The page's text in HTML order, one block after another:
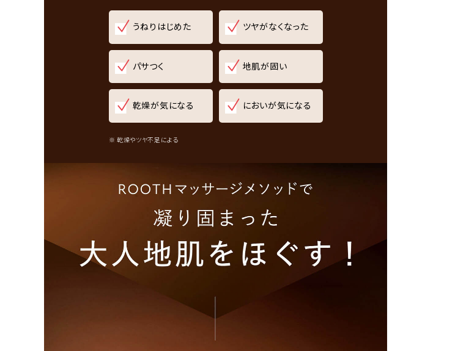
うねりはじめた ツヤがなくなった
パサつく 地肌が固い
乾燥が気になる においが気になる
※ 乾燥やツヤ不足による